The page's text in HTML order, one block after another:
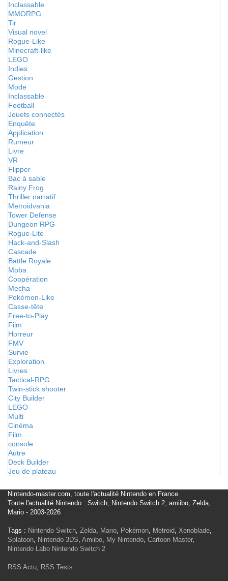
Inclassable
MMORPG
Tir
Visual novel
Rogue-Like
Minecraft-like
LEGO
Indies
Gestion
Mode
Inclassable
Football
Jouets connectés
Enquête
Application
Rumeur
Livre
VR
Flipper
Bac à sable
Rainy Frog
Thriller narratif
Metroidvania
Tower Defense
Dungeon RPG
Rogue-Lite
Hack-and-Slash
Cascade
Battle Royale
Moba
Coopération
Mecha
Pokémon-Like
Casse-tête
Free-to-Play
Film
Horreur
FMV
Survie
Exploration
Livres
Tactical-RPG
Twin-stick shooter
City Builder
LEGO
Multi
Cinéma
Film
console
Autre
Deck Builder
Jeu de plateau
Nintendo-master.com, toute l'actualité Nintendo en France
Toute l'actualité Nintendo : Switch, Nintendo Switch 2, amiibo, Zelda,
Mario - 2003-2026
Tags : Nintendo Switch, Zelda, Mario, Pokémon, Metroid, Xenoblade,
Splatoon, Nintendo 3DS, Amiibo, My Nintendo, Cartoon Master,
Nintendo Labo Nintendo Switch 2
RSS Actu, RSS Tests